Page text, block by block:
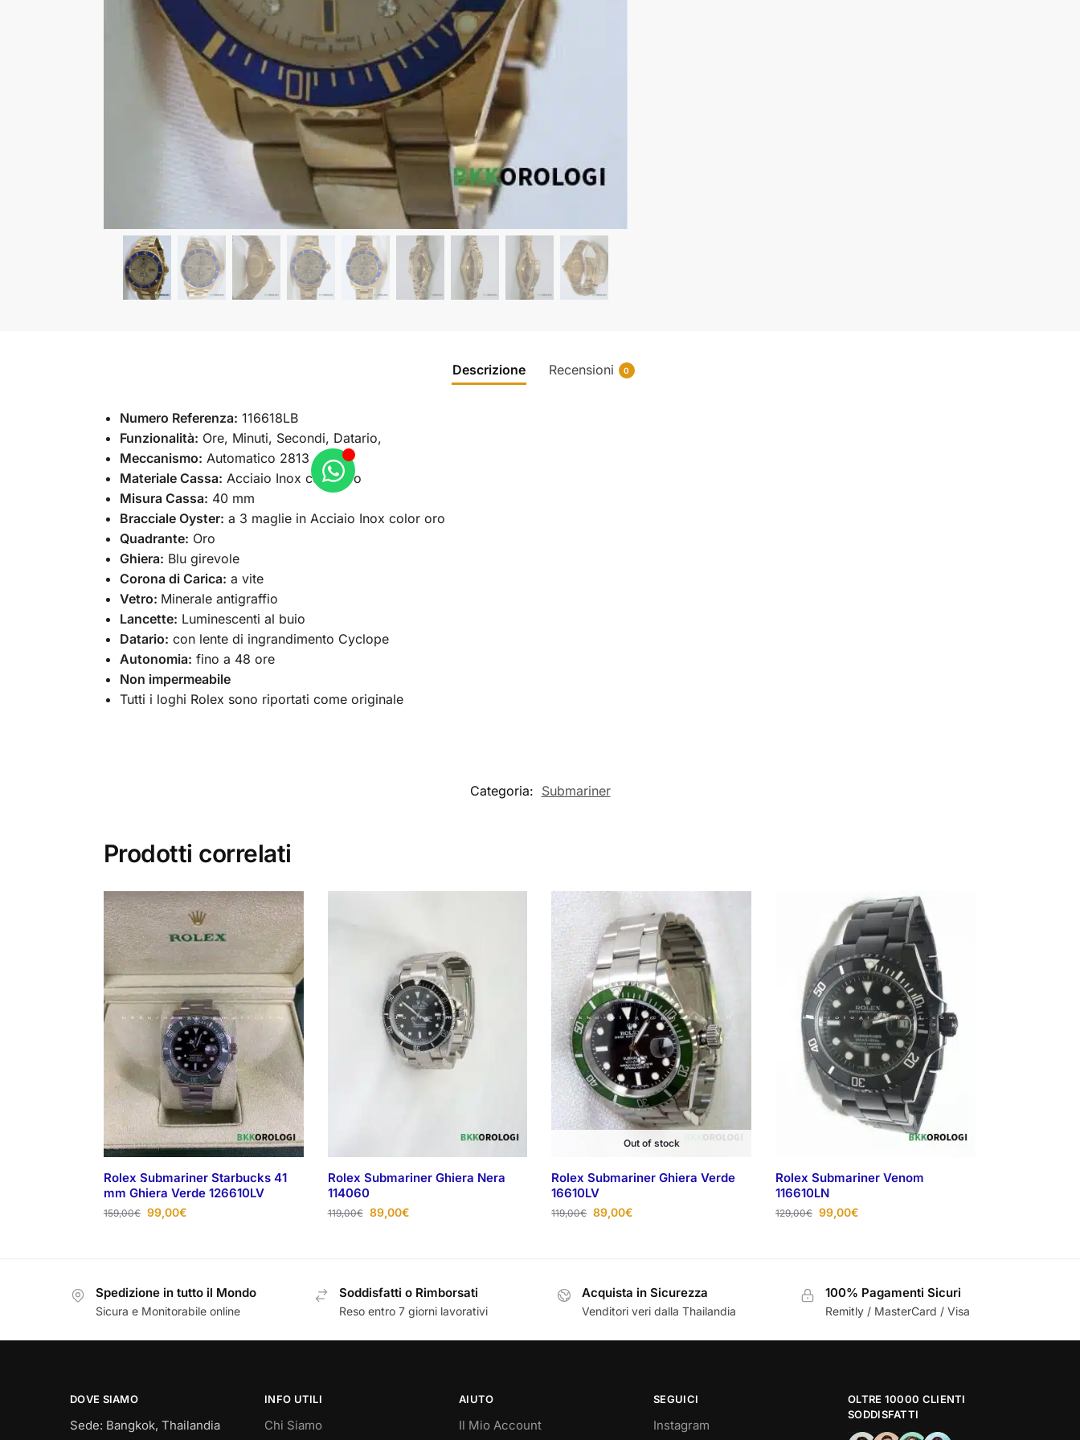
Descrizione Recensioni 0
Numero Referenza: 116618LB
Funzionalità: Ore, Minuti, Secondi, Datario,
Meccanismo: Automatico 2813
Materiale Cassa: Acciaio Inox color oro
Misura Cassa: 40 mm
Bracciale Oyster: a 3 maglie in Acciaio Inox color oro
Quadrante: Oro
Ghiera: Blu girevole
Corona di Carica: a vite
Vetro: Minerale antigraffio
Lancette: Luminescenti al buio
Datario: con lente di ingrandimento Cyclope
Autonomia: fino a 48 ore
Non impermeabile
Tutti i loghi Rolex sono riportati come originale
Categoria: Submariner
Prodotti correlati
Rolex Submariner Starbucks 41
mm Ghiera Verde 126610LV
159,00€ 99,00€
Rolex Submariner Ghiera Nera
114060
119,00€ 89,00€
Out of stock
Rolex Submariner Ghiera Verde
16610LV
119,00€ 89,00€
Rolex Submariner Venom
116610LN
129,00€ 99,00€
Spedizione in tutto il Mondo
Sicura e Monitorabile online
Soddisfatti o Rimborsati
Reso entro 7 giorni lavorativi
Acquista in Sicurezza
Venditori veri dalla Thailandia
100% Pagamenti Sicuri
Remitly / MasterCard / Visa
DOVE SIAMO
Sede: Bangkok, Thailandia
INFO UTILI
Chi Siamo
AIUTO
Il Mio Account
SEGUICI
Instagram
OLTRE 10000 CLIENTI
SODDISFATTI